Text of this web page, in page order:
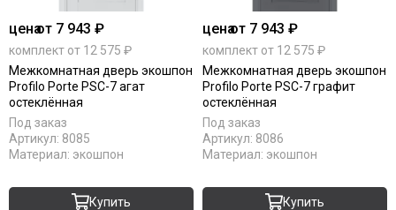
ценаот 7 943 ₽
комплект от 12 575 ₽
Межкомнатная дверь экошпон
Profilo Porte PSC-7 агат
остеклённая
Под заказ
Артикул: 8085
Материал: экошпон
Купить
ценаот 7 943 ₽
комплект от 12 575 ₽
Межкомнатная дверь экошпон
Profilo Porte PSC-7 графит
остеклённая
Под заказ
Артикул: 8086
Материал: экошпон
Купить